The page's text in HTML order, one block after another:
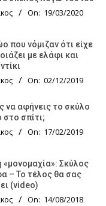
On: 19/03/2020
που νόμιζαν ότι είχε
με ελάφι και
On: 02/12/2019
να αφήνεις το σκύλο
στο σπίτι;
On: 17/02/2019
«μονομαχία»: Σκύλος
– Το τέλος θα σας
(video)
On: 14/08/2018